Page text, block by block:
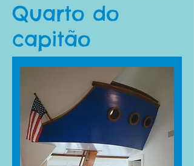
Quarto do
capitão